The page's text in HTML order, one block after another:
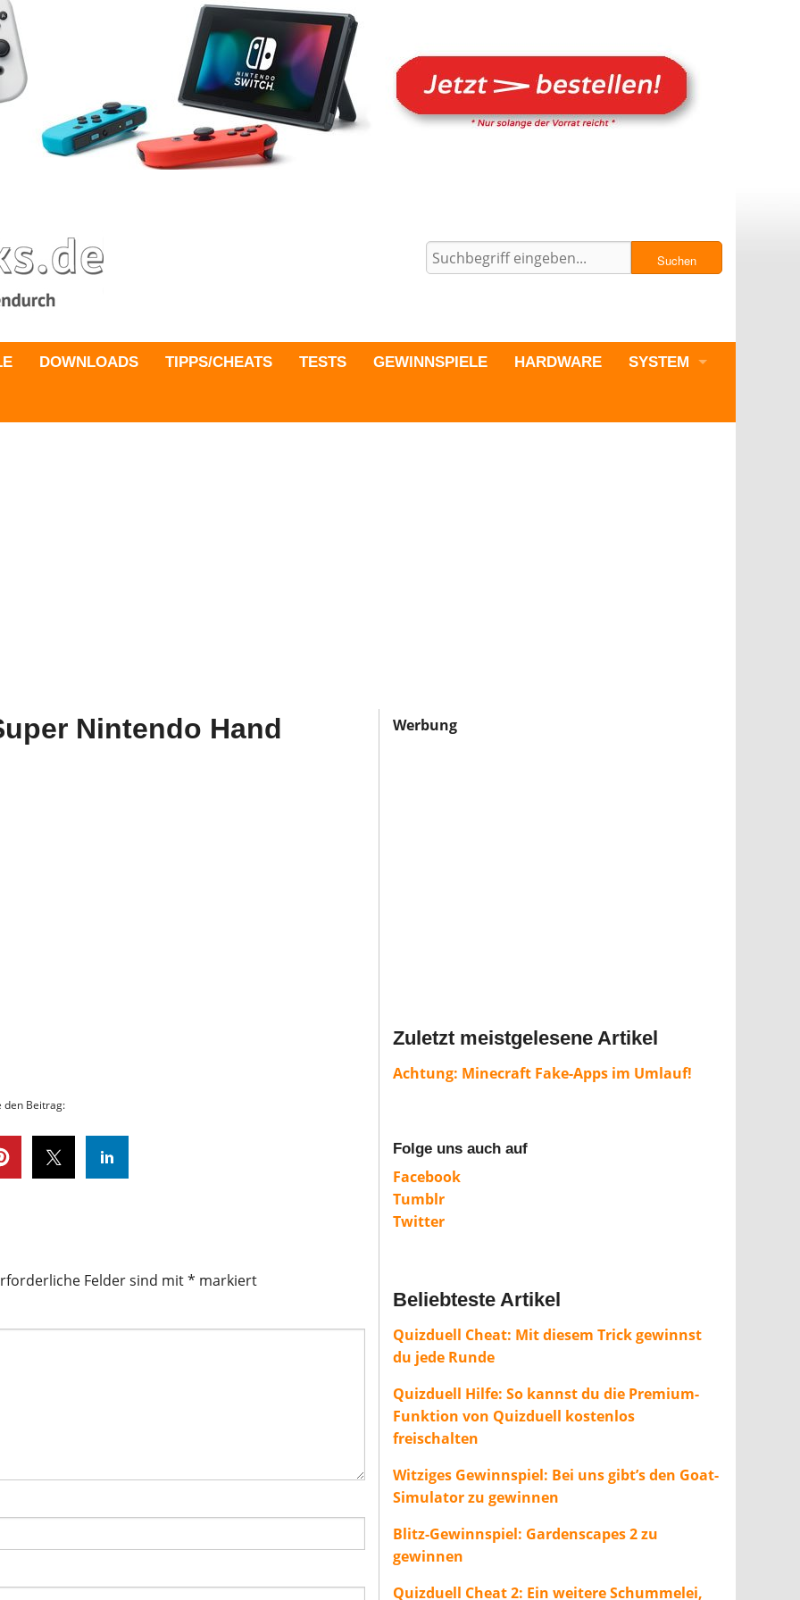
Suchen
DOWNLOADS TIPPS/CHEATS TESTS GEWINNSPIELE HARDWARE SYSTEM
Nintendo Hand
den Beitrag:
Felder sind mit* markiert
Werbung
Zuletzt meistgelesene Artikel
Achtung: Minecraft Fake-Apps im Umlauf!
Folge uns auch auf
Facebook
Tumblr
Twitter
Beliebteste Artikel
Quizduell Cheat: Mit diesem Trick gewinnst
du jede Runde
Quizduell Hilfe: So kannst du die Premium-
Funktion von Quizduell kostenlos
freischalten
Witziges Gewinnspiel: Bei uns gibt’s den Goat-
Simulator zu gewinnen
Blitz-Gewinnspiel: Gardenscapes 2 zu
gewinnen
Quizduell Cheat 2: Ein weitere Schummelei,